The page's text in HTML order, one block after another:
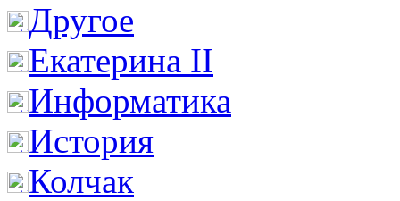
Другое
Екатерина II
Информатика
История
Колчак